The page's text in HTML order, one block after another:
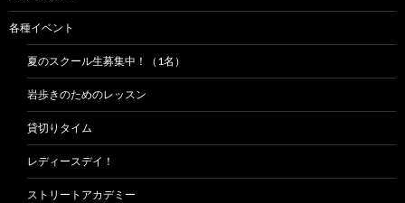
各種イベント
夏のスクール生募集中！（1名）
岩歩きのためのレッスン
貸切りタイム
レディースデイ！
ストリートアカデミー